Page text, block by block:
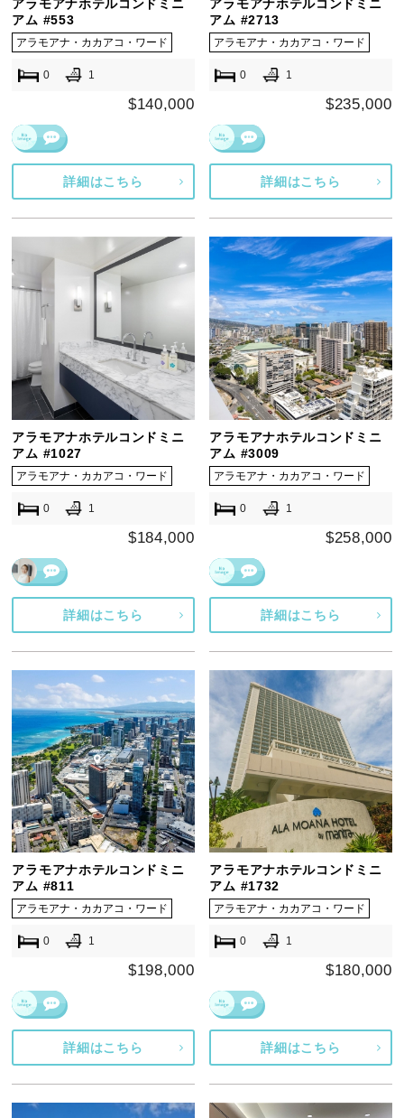
アラモアナホテルコンドミニ
アム #553
アラモアナ・カカアコ・ワード
0 1
$140,000
詳細はこちら
アラモアナホテルコンドミニ
アム #2713
アラモアナ・カカアコ・ワード
0 1
$235,000
詳細はこちら
アラモアナホテルコンドミニ
アム #1027
アラモアナ・カカアコ・ワード
0 1
$184,000
詳細はこちら
アラモアナホテルコンドミニ
アム #3009
アラモアナ・カカアコ・ワード
0 1
$258,000
詳細はこちら
アラモアナホテルコンドミニ
アム #811
アラモアナ・カカアコ・ワード
0 1
$198,000
詳細はこちら
アラモアナホテルコンドミニ
アム #1732
アラモアナ・カカアコ・ワード
0 1
$180,000
詳細はこちら